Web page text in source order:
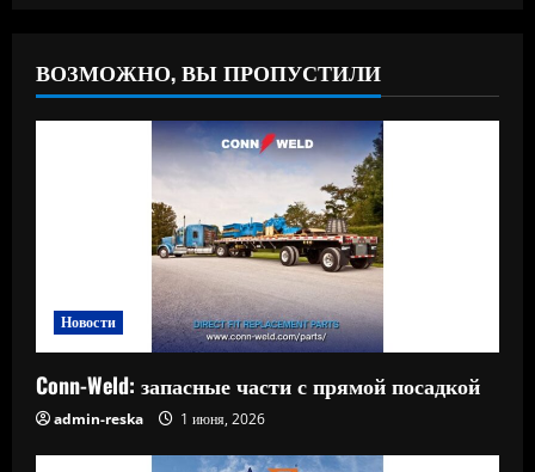
ВОЗМОЖНО, ВЫ ПРОПУСТИЛИ
Новости
Conn-Weld: запасные части с прямой посадкой
admin-reska 1 июня, 2026